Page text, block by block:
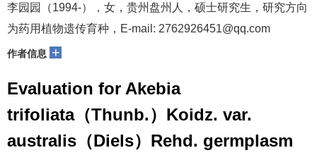
李园园（1994-），女，贵州盘州人，硕士研究生，研究方向
为药用植物遗传育种，E-mail: 2762926451@qq.com
作者信息 +
Evaluation for Akebia
trifoliata（Thunb.）Koidz. var.
australis（Diels）Rehd. germplasm